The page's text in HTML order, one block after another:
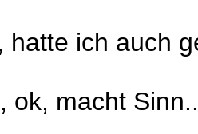
hatte ich auch
ok, macht